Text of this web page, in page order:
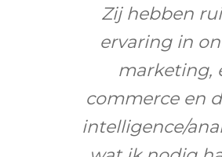
Zij hebben
ervaring in
marketing,
commerce en
intelligence/